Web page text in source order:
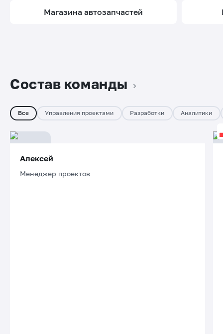
магазина автозапчастей
Состав команды
Все Управления проектами Разработки Аналитики
Алексей
Менеджер проектов